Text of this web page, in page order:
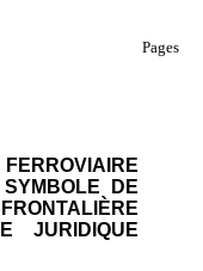
Pages
DE
JURIDIQUE